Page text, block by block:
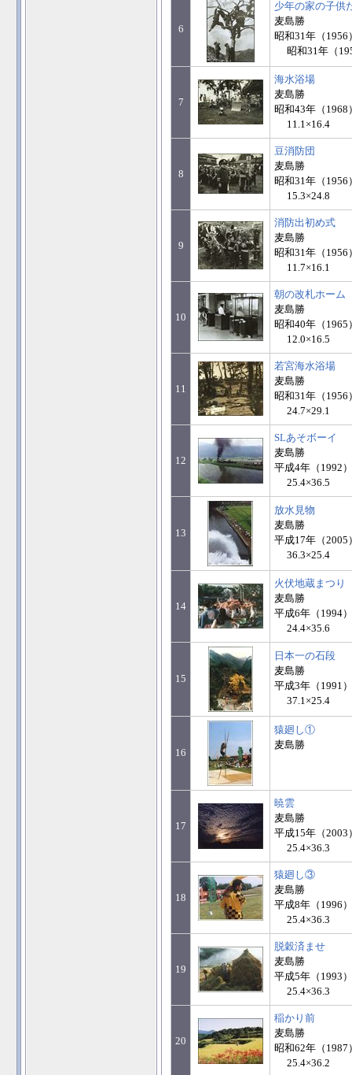
6
少年の家の子供
麦島勝
昭和31年（1956
昭和31年（
7
海水浴場
麦島勝
昭和43年（1968
11.1×16.4
8
豆消防団
麦島勝
昭和31年（1956
15.3×24.8
9
消防出初め式
麦島勝
昭和31年（1956
11.7×16.1
10
朝の改札ホーム
麦島勝
昭和40年（1965
12.0×16.5
11
若宮海水浴場
麦島勝
昭和31年（1956
24.7×29.1
12
SLあそボーイ
麦島勝
平成4年（1992
25.4×36.5
13
放水見物
麦島勝
平成17年（2005
36.3×25.4
14
火伏地蔵まつり
麦島勝
平成6年（1994
24.4×35.6
15
日本一の石段
麦島勝
平成3年（1991
37.1×25.4
16
猿廻し①
麦島勝
17
暁雲
麦島勝
平成15年（2003
25.4×36.3
18
猿廻し③
麦島勝
平成8年（1996
25.4×36.3
19
脱穀済ませ
麦島勝
平成5年（1993）
25.4×36.3
20
稲かり前
麦島勝
昭和62年（1987
25.4×36.2